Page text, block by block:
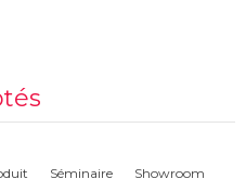
En effet, ce lieu peut accueillir de
bucolique, une
grande flexibilité en terme
de 8h à 3h du matin, une aubaine
Séminaire Showroom